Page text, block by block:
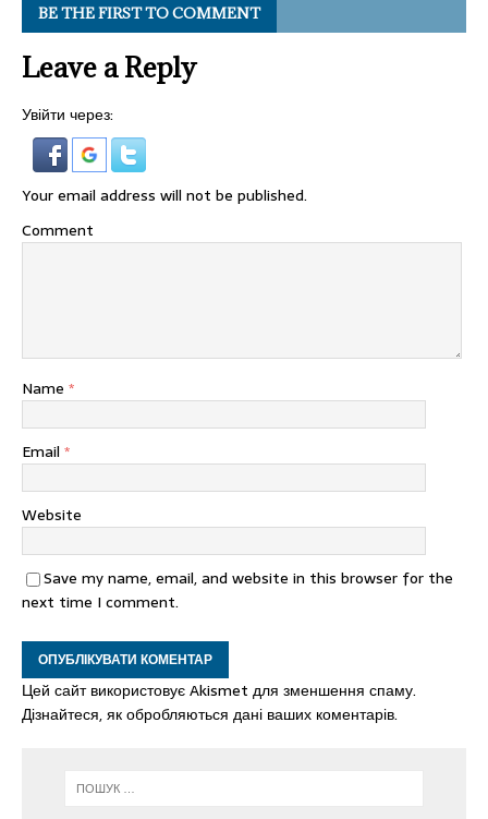
BE THE FIRST TO COMMENT
Leave a Reply
Увійти через:
Your email address will not be published.
Comment
Name *
Email *
Website
Save my name, email, and website in this browser for the
next time I comment.
Цей сайт використовує Akismet для зменшення спаму.
Дізнайтеся, як обробляються дані ваших коментарів.